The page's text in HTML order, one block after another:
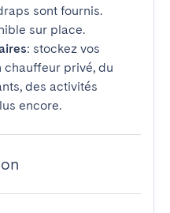
sont fournis.
sur place.
: stockez vos
chauffeur privé, du
des activités
encore.